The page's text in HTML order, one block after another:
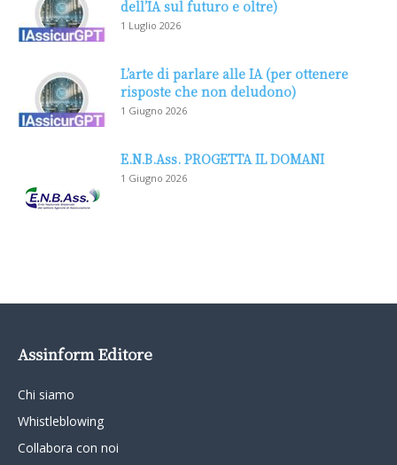
dell’IA sul futuro e oltre)
1 Luglio 2026
L’arte di parlare alle IA (per ottenere
risposte che non deludono)
1 Giugno 2026
E.N.B.Ass. PROGETTA IL DOMANI
1 Giugno 2026
Assinform Editore
Chi siamo
Whistleblowing
Collabora con noi